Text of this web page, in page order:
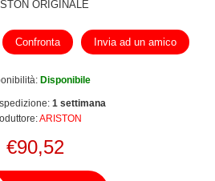
ORIGINALE
Confronta Invia ad un amico
Disponibile
1 settimana
ARISTON
€90,52